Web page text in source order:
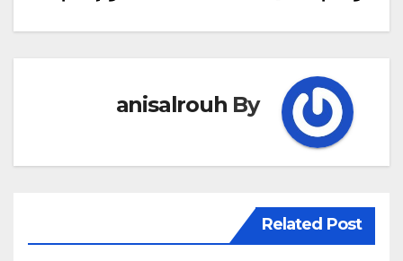
المقالات
By
anisalrouh
Related Post